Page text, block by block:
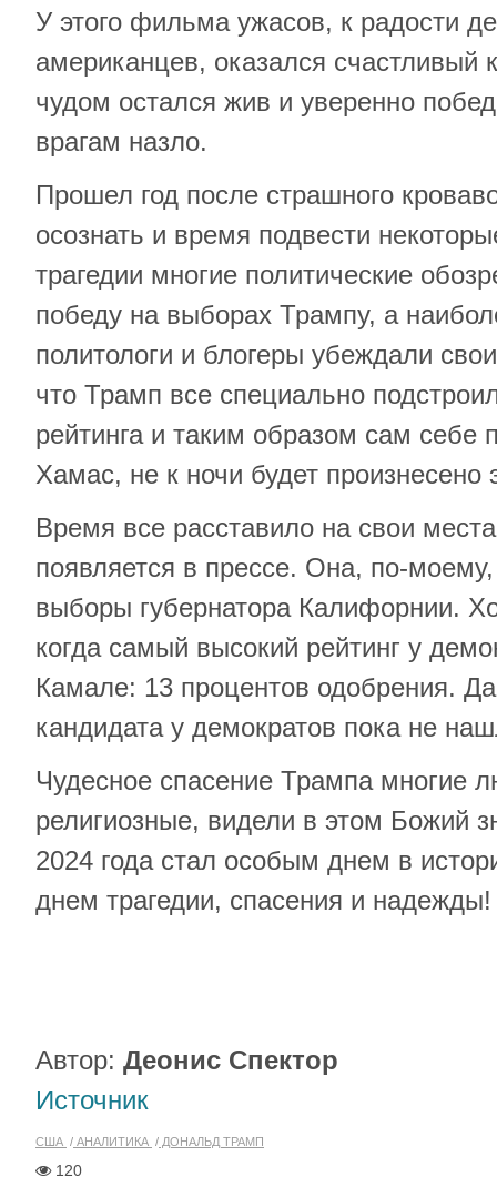
У этого фильма ужасов, к радости
американцев, оказался счастливый
чудом остался жив и уверенно
врагам назло.
Прошел год после страшного
осознать и время подвести
трагедии многие политические
победу на выборах Трампу, а
политологи и блогеры убеждали
что Трамп все специально
рейтинга и таким образом сам себе
Хамас, не к ночи будет произнесено
Время все расставило на свои
появляется в прессе. Она, по-
выборы губернатора Калифорнии.
когда самый высокий рейтинг у
Камале: 13 процентов одобрения.
кандидата у демократов пока не
Чудесное спасение Трампа многие
религиозные, видели в этом Божий
2024 года стал особым днем в
днем трагедии, спасения и надежды!
Автор: Деонис Спектор
Источник
США АНАЛИТИКА ДОНАЛЬД ТРАМП
120